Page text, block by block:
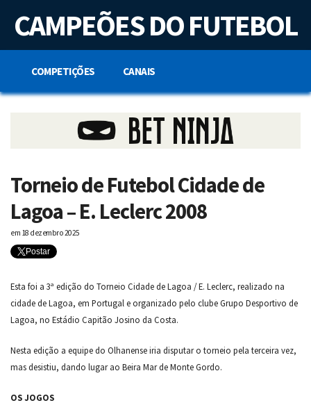
t
n
CAMPEÕES DO FUTEBOL
COMPETIÇÕES CANAIS
Torneio de Futebol Cidade de
Lagoa – E. Leclerc 2008
em 18 dezembro 2025
Postar
Esta foi a 3ª edição do Torneio Cidade de Lagoa / E. Leclerc, realizado na
cidade de Lagoa, em Portugal e organizado pelo clube Grupo Desportivo de
Lagoa, no Estádio Capitão Josino da Costa.
Nesta edição a equipe do Olhanense iria disputar o torneio pela terceira vez,
mas desistiu, dando lugar ao Beira Mar de Monte Gordo.
OS JOGOS